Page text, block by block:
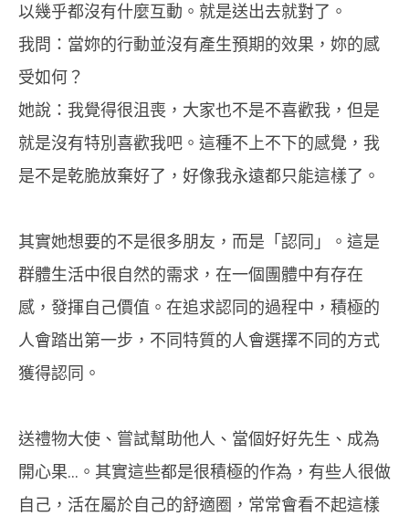
以幾乎都沒有什麼互動。就是送出去就對了。
我問：當妳的行動並沒有產生預期的效果，妳的感
受如何？
她說：我覺得很沮喪，大家也不是不喜歡我，但是
就是沒有特別喜歡我吧。這種不上不下的感覺，我
是不是乾脆放棄好了，好像我永遠都只能這樣了。
其實她想要的不是很多朋友，而是「認同」。這是
群體生活中很自然的需求，在一個團體中有存在
感，發揮自己價值。在追求認同的過程中，積極的
人會踏出第一步，不同特質的人會選擇不同的方式
獲得認同。
送禮物大使、嘗試幫助他人、當個好好先生、成為
開心果…。其實這些都是很積極的作為，有些人很做
自己，活在屬於自己的舒適圈，常常會看不起這樣